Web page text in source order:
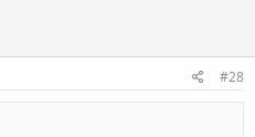
#28